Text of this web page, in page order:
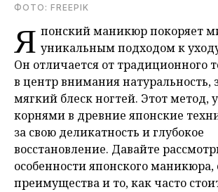
ФОТО: FREEPIK
Я понский маникюр покоряет
уникальным подходом к
Он отличается от традиционного
в центр внимания натуральность,
мягкий блеск ногтей. Этот метод,
корнями в древние японские
за свою деликатность и глубокое
восстановление. Давайте
особенности японского маникюра,
преимущества и то, как часто